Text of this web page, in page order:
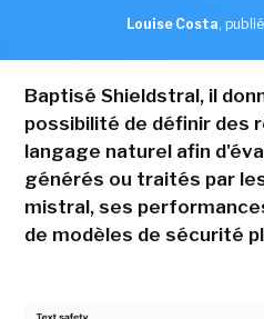
Louise Costa,
Baptisé Shieldstral, il
possibilité de définir des
langage naturel afin
générés ou traités par
mistral, ses
de modèles de sécurité